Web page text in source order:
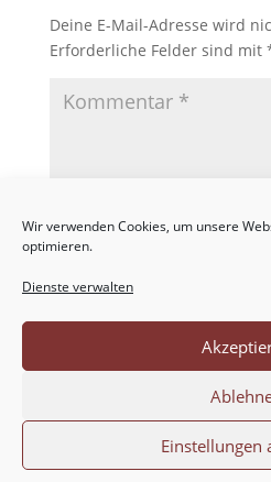
Wir verwenden Cookies, um unsere
optimieren.
Dienste verwalten
Einstellungen
Deine E-Mail-Adresse wird
Erforderliche Felder sind mit